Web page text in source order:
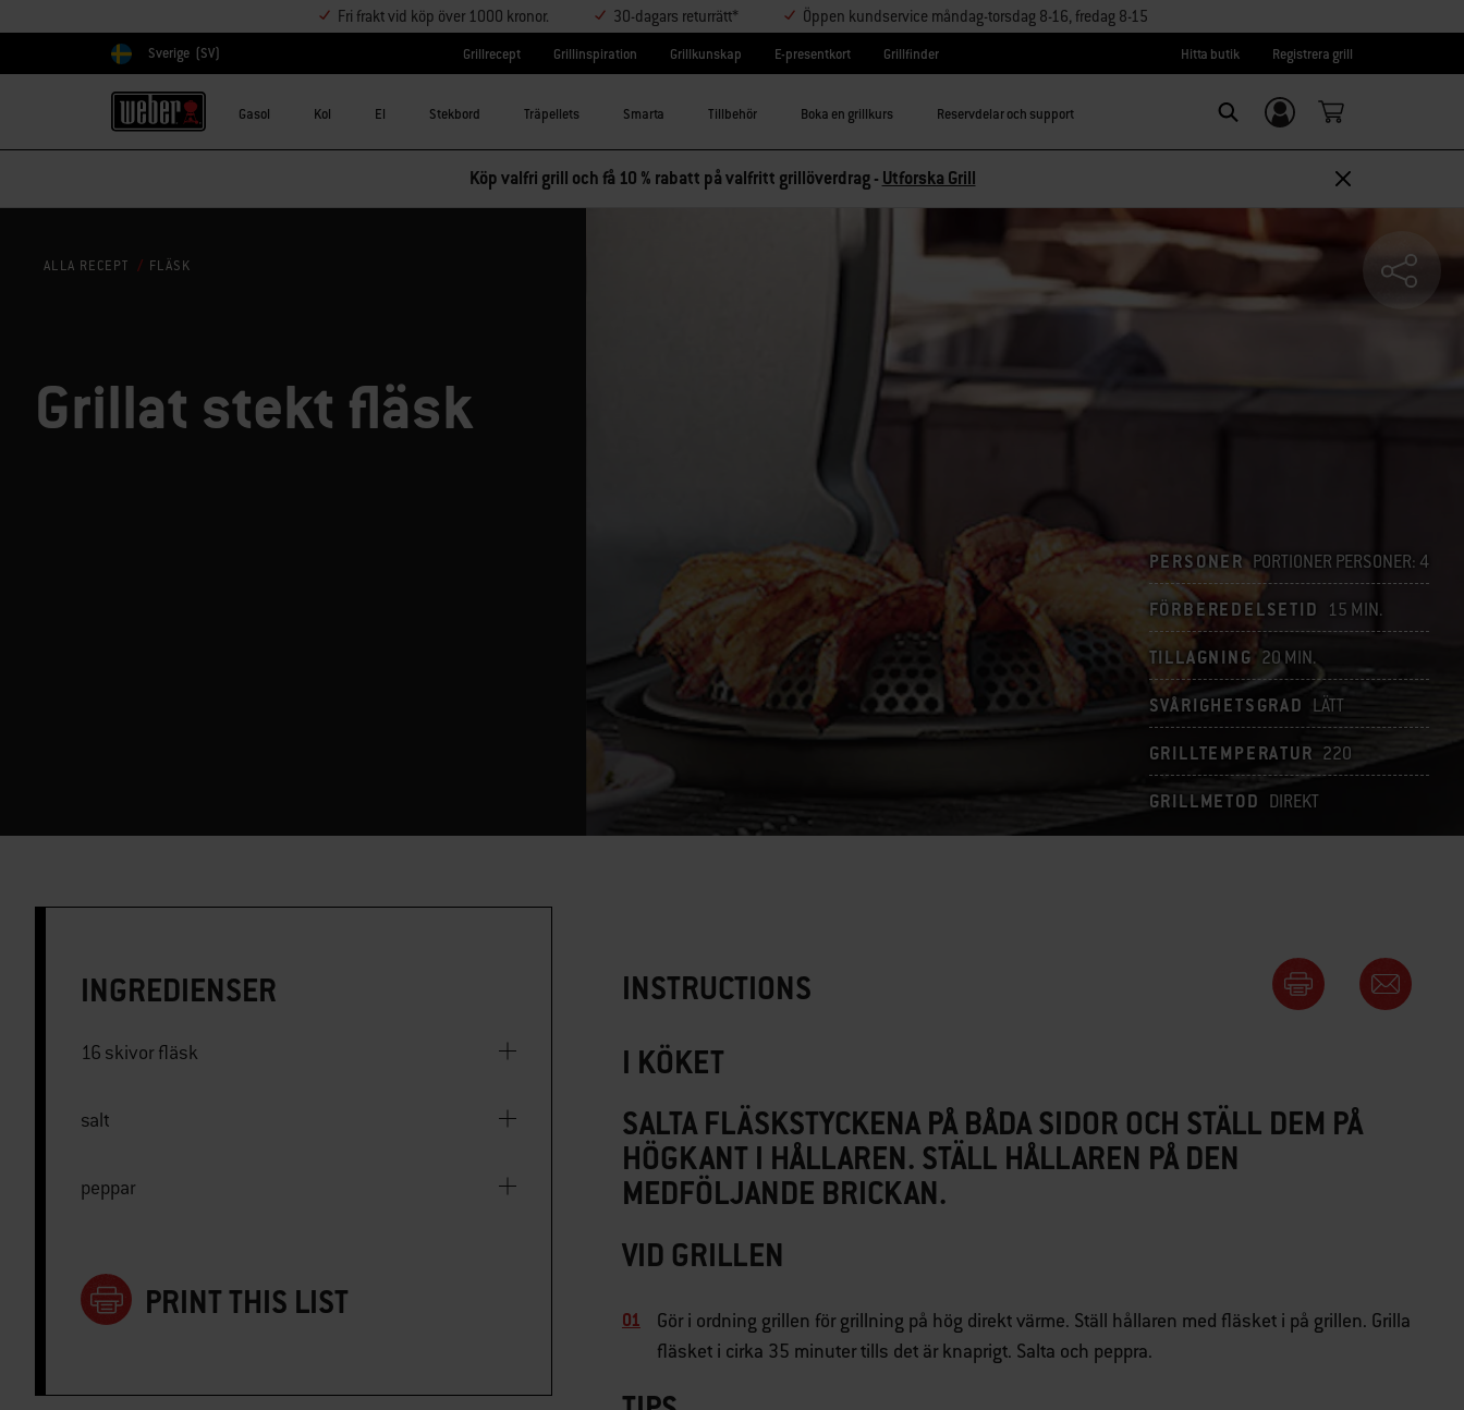
Fri frakt vid köp över 1000 kronor. 30-dagars returrätt* Öppen kundservice måndag-torsdag 8-16, fredag 8-15
Välj land
Sverige (SV) Grillrecept Grillinspiration Grillkunskap E-presentkort Grillfinder Hitta butik Registrera grill
Gasol Kol El Stekbord Träpellets Smarta Tillbehör Boka en grillkurs Reservdelar och support
Logga in/
Registrera dig
Köp valfri grill och få 10 % rabatt på valfritt grillöverdrag - Utforska Grill
ALLA RECEPT FLÄSK
Grillat stekt fläsk
PERSONER PORTIONER PERSONER: 4
FÖRBEREDELSETID 15 MIN.
TILLAGNING 20 MIN.
SVÅRIGHETSGRAD LÄTT
GRILLTEMPERATUR 220
GRILLMETOD DIREKT
INGREDIENSER
16 skivor fläsk
salt
peppar
PRINT THIS LIST
INSTRUCTIONS
I KÖKET
SALTA FLÄSKSTYCKENA PÅ BÅDA SIDOR OCH STÄLL DEM PÅ
HÖGKANT I HÅLLAREN. STÄLL HÅLLAREN PÅ DEN
MEDFÖLJANDE BRICKAN.
VID GRILLEN
Gör i ordning grillen för grillning på hög direkt värme. Ställ hållaren med fläsket i på grillen. Grilla
fläsket i cirka 35 minuter tills det är knaprigt. Salta och peppra.